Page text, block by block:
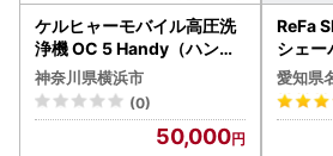
東近江市では、寄附者様専用ページ「
導入しています。
オンライン申請のメリット： マイナン
の方は、スマホで申請が完結します。
の郵送が不要になり、非常にスムーズ
その他の機能： 寄附の一元管理、受
ケルヒャーモバイル高圧洗
浄機 OC 5 Handy（ハンデ
ィジェット） APV0006
神奈川県横浜市
(0)
50,000
ReFa
シェー
シェー
愛知県